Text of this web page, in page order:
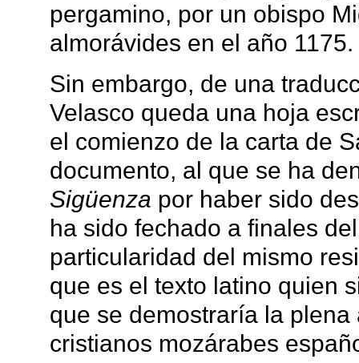
pergamino, por un obispo
almorávides en el año 1175.
Sin embargo, de una
Velasco queda una hoja
el comienzo de la carta de
documento, al que se ha
Sigüenza por haber sido
ha sido fechado a finales
particularidad del mismo
que es el texto latino quien
que se demostraría la
cristianos mozárabes